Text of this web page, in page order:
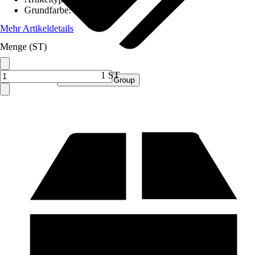
Verkauf durch: Procommerce Group
Grundfarbe:
Mehr Artikeldetails
Menge (ST)
1 ST